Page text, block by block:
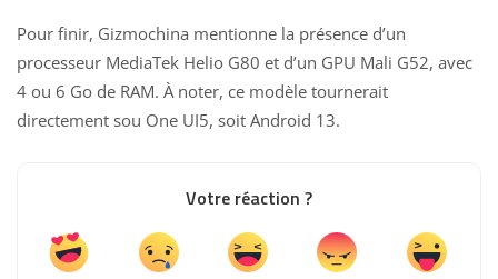
Pour finir, Gizmochina mentionne la présence d’un
processeur MediaTek Helio G80 et d’un GPU Mali G52, avec
4 ou 6 Go de RAM. À noter, ce modèle tournerait
directement sou One UI5, soit Android 13.
Votre réaction ?